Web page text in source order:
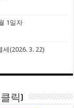
1일자
(2026. 3. 22)
릭)